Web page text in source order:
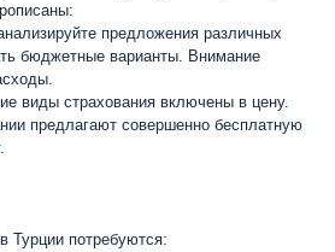
предложения различных
бюджетные варианты. Внимание
виды страхования включены в цену.
предлагают совершенно бесплатную
Турции потребуются: